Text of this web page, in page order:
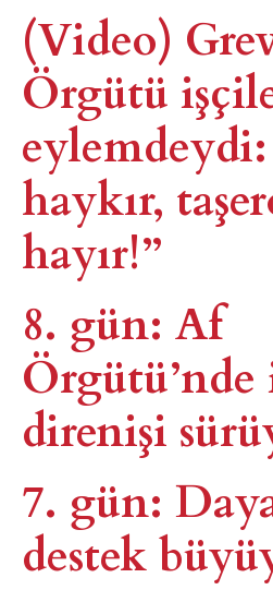
(Video)
Örgütü
eylemdeydi:
haykır,
hayır!”
8. gün: Af
direnişi
7. gün:
destek